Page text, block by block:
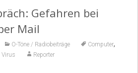
Podcast, O-Töne,
Gefahren bei
Mail
O-Töne / Radiobeiträge Computer,
Virus Reporter